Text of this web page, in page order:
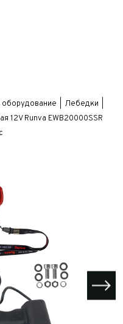
Лебедки
12V Runva EWB20000SSR